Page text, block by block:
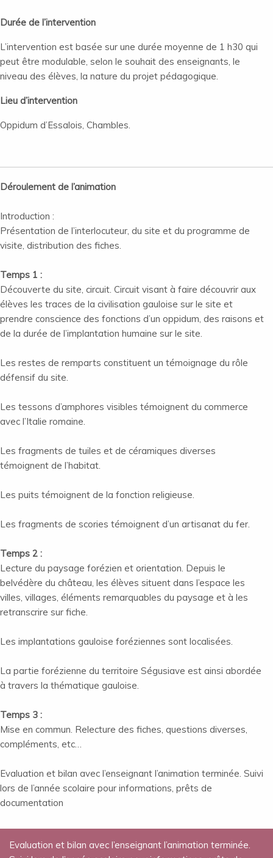
Durée de l’intervention
L’intervention est basée sur une durée moyenne de 1 h30 qui
peut être modulable, selon le souhait des enseignants, le
niveau des élèves, la nature du projet pédagogique.
Lieu d’intervention
Oppidum d’Essalois, Chambles.
Déroulement de l’animation
Introduction :
Présentation de l’interlocuteur, du site et du programme de
visite, distribution des fiches.
Temps 1 :
Découverte du site, circuit. Circuit visant à faire découvrir aux
élèves les traces de la civilisation gauloise sur le site et
prendre conscience des fonctions d’un oppidum, des raisons et
de la durée de l’implantation humaine sur le site.
Les restes de remparts constituent un témoignage du rôle
défensif du site.
Les tessons d’amphores visibles témoignent du commerce
avec l’Italie romaine.
Les fragments de tuiles et de céramiques diverses
témoignent de l’habitat.
Les puits témoignent de la fonction religieuse.
Les fragments de scories témoignent d’un artisanat du fer.
Temps 2 :
Lecture du paysage forézien et orientation. Depuis le
belvédère du château, les élèves situent dans l’espace les
villes, villages, éléments remarquables du paysage et à les
retranscrire sur fiche.
Les implantations gauloise foréziennes sont localisées.
La partie forézienne du territoire Ségusiave est ainsi abordée
à travers la thématique gauloise.
Temps 3 :
Mise en commun. Relecture des fiches, questions diverses,
compléments, etc…
Evaluation et bilan avec l’enseignant l’animation terminée. Suivi
lors de l’année scolaire pour informations, prêts de
documentation
Evaluation et bilan avec l’enseignant l’animation terminée.